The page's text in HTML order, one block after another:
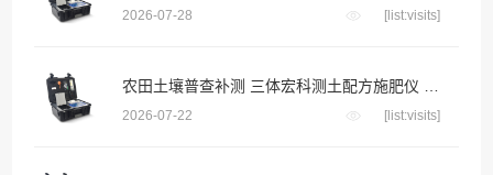
2026-07-28 [list:visits]
2026-07-22 [list:visits]